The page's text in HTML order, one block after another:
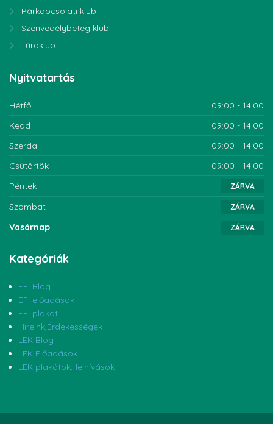
Párkapcsolati klub
Szenvedélybeteg klub
Túraklub
Nyitvatartás
Hétfő
09:00 - 14:00
Kedd
09:00 - 14:00
Szerda
09:00 - 14:00
Csütörtök
09:00 - 14:00
Péntek
ZÁRVA
Szombat ZÁRVA
Vasárnap ZÁRVA
Kategóriák
EFI Blog
EFI előadások
EFI plakát
Híreink,Érdekességek
LEK Blog
LEK Előadások
LEK plakátok, felhívások